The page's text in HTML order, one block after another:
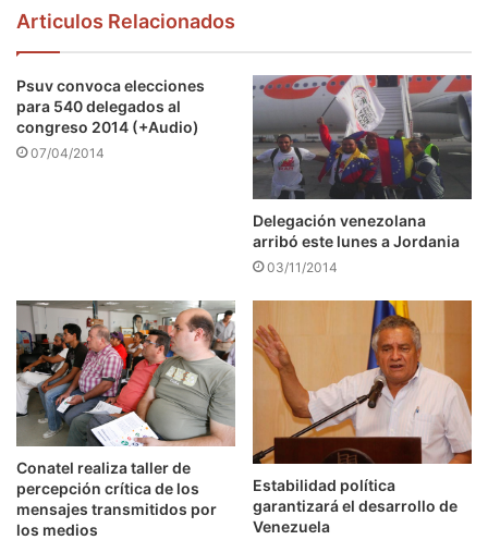
Articulos Relacionados
Psuv convoca elecciones
para 540 delegados al
congreso 2014 (+Audio)
07/04/2014
Delegación venezolana
arribó este lunes a Jordania
03/11/2014
Conatel realiza taller de
percepción crítica de los
mensajes transmitidos por
los medios
Estabilidad política
garantizará el desarrollo de
Venezuela